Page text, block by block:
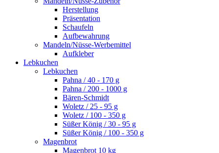
Herstellung
Präsentation
Schaufeln
Aufbewahrung
Mandeln/Nüsse-Werbemittel
Aufkleber
Lebkuchen
Lebkuchen
Pahna / 40 - 170 g
Pahna / 200 - 1000 g
Bären-Schmidt
Woletz / 25 - 95 g
Woletz / 100 - 350 g
Süßer König / 30 - 95 g
Süßer König / 100 - 350 g
Magenbrot
Magenbrot 10 kg